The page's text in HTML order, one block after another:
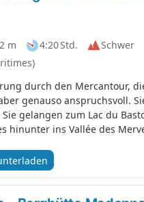
m 4:20 Std.
Schwer
durch den Mercantour,
genauso anspruchsvoll.
gelangen zum Lac du
hinunter ins Vallée des